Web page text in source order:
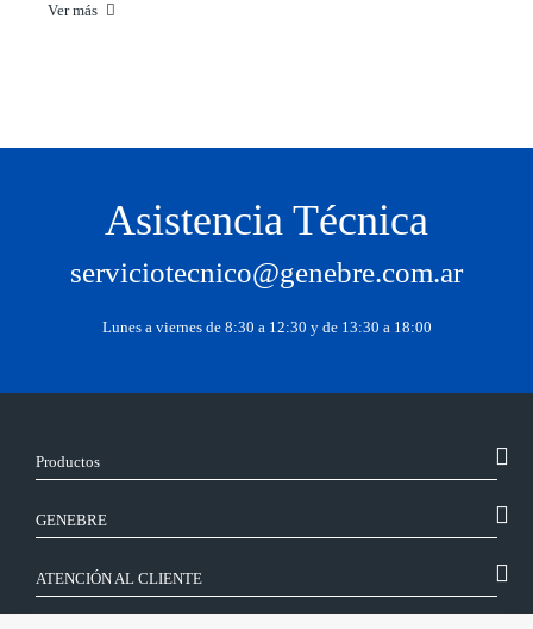
Ver más
Asistencia Técnica
serviciotecnico@genebre.com.ar
Lunes a viernes de 8:30 a 12:30 y de 13:30 a 18:00
Productos
GENEBRE
ATENCIÓN AL CLIENTE